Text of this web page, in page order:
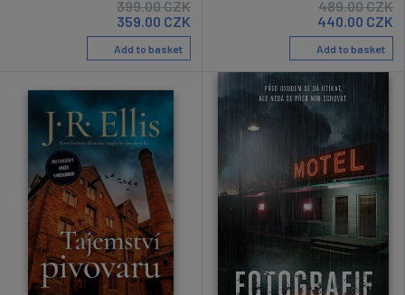
399.00CZK
359.00 CZK
Add to basket
489.00CZK
440.00 CZK
Add to basket